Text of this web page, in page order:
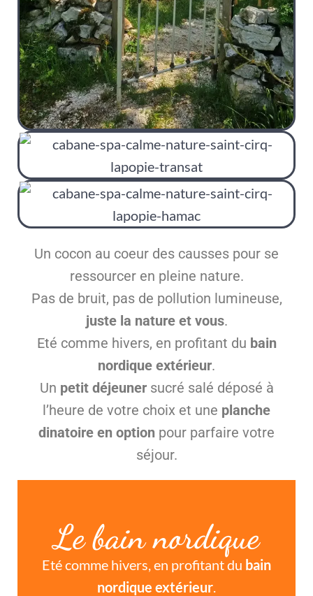
Un cocon au coeur des causses pour se
ressourcer en pleine nature.
Pas de bruit, pas de pollution lumineuse,
juste la nature et vous.
Eté comme hivers, en profitant du bain
nordique extérieur.
Un petit déjeunersucré salé déposé à
l’heure de votre choix et une planche
dinatoire en option pour parfaire votre
séjour.
Le bain nordique
Eté comme hivers, en profitant du bain
nordique extérieur